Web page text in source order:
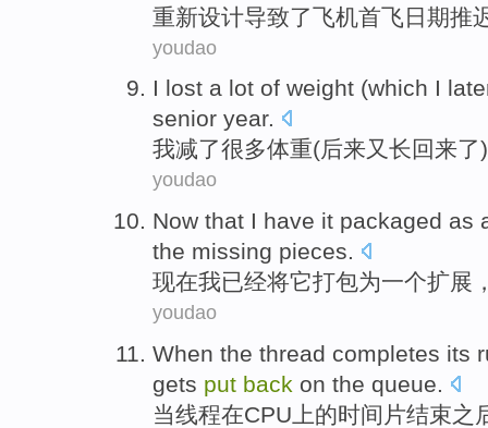
重新设计导致了飞机首飞日期推
youdao
I lost a lot of weight (which I
senior year.
我减了很多体重(后来又 长 回来了)
youdao
Now that I have it packaged as
the missing pieces.
现在我已经将它打包为一个扩展
youdao
When the thread completes its
gets put back on the queue.
当线程在CPU 上的时间 片结束之